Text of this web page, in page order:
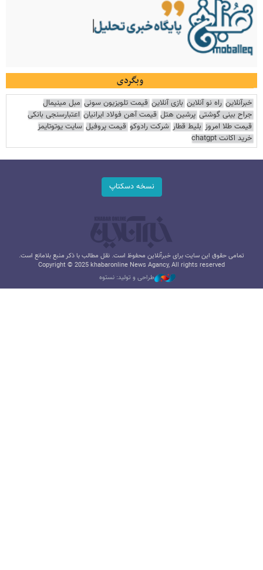
وبگردی
خبرآنلاین راه نو آنلاین بازی آنلاین قیمت تلویزیون سونی مبل مینیمال
جراح بینی گوشتی پرشین هتل قیمت آهن فولاد ایرانیان اعتبارسنجی بانکی
قیمت طلا امروز بلیط قطار شرکت رادوکو قیمت پروفیل سایت یوتوتایمز
خرید اکانت chatgpt
نسخه دسکتاپ
تمامی حقوق این سایت برای خبرآنلاین محفوظ است. نقل مطالب با ذکر منبع بلامانع است.
Copyright © 2025 khabaronline News Agancy, All rights reserved
طراحی و تولید: نستوه